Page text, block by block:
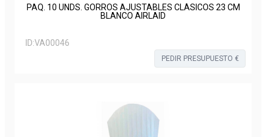
PAQ. 10 UNDS. GORROS AJUSTABLES CLÁSICOS 23 CM
BLANCO AIRLAID
ID:VA00046
PEDIR PRESUPUESTO €